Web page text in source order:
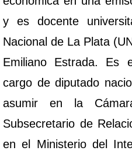
y es docente
Nacional de La Plata
Emiliano Estrada. Es
cargo de diputado
asumir en la
Subsecretario de
en el Ministerio del